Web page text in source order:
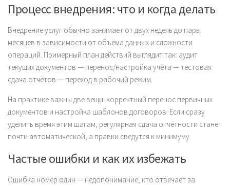
Процесс внедрения: что и когда делать
Внедрение услуг обычно занимает от двух недель до пары
месяцев в зависимости от объёма данных и сложности
операций. Примерный план действий выглядит так: аудит
текущих документов — перенос/настройка учёта — тестовая
сдача отчётов — переход в рабочий режим.
На практике важны две вещи: корректный перенос первичных
документов и настройка шаблонов договоров. Если сразу
уделить время этим шагам, регулярная сдача отчётности станет
почти автоматической, а правки сведутся к минимуму.
Частые ошибки и как их избежать
Ошибка номер один — недопонимание, кто отвечает за